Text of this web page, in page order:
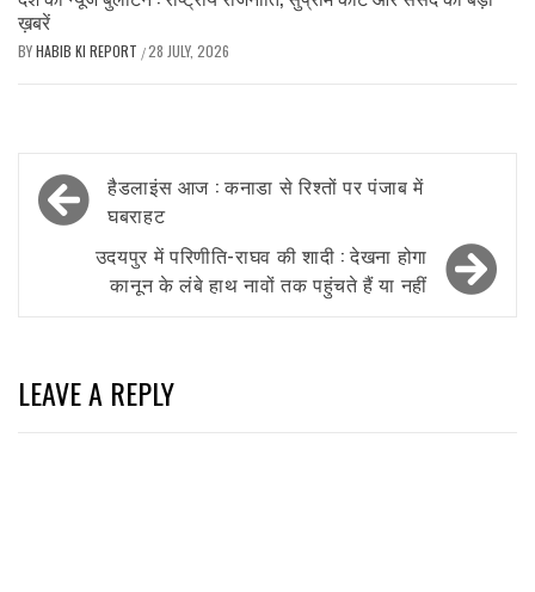
ख़बरें
BYHABIB KI REPORT /28 JULY, 2026
Post
navigation
हैडलाइंस आज : कनाडा से रिश्तों पर पंजाब में
घबराहट
उदयपुर में परिणीति-राघव की शादी : देखना होगा
कानून के लंबे हाथ नावों तक पहुंचते हैं या नहीं
LEAVE A REPLY